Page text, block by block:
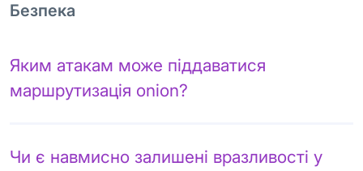
Безпека
Яким атакам може піддаватися
маршрутизація onion?
Чи є навмисно залишені вразливості у